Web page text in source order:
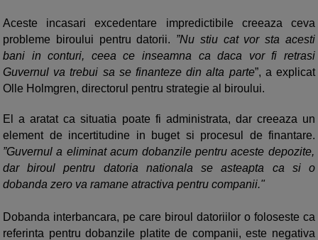
Aceste incasari excedentare impredictibile creeaza ceva
probleme biroului pentru datorii. ”Nu stiu cat vor sta acesti
bani in conturi, ceea ce inseamna ca daca vor fi retrasi
Guvernul va trebui sa se finanteze din alta parte”, a explicat
Olle Holmgren, directorul pentru strategie al biroului.
El a aratat ca situatia poate fi administrata, dar creeaza un
element de incertitudine in buget si procesul de finantare.
”Guvernul a eliminat acum dobanzile pentru aceste depozite,
dar biroul pentru datoria nationala se asteapta ca si o
dobanda zero va ramane atractiva pentru companii."
Dobanda interbancara, pe care biroul datoriilor o foloseste ca
referinta pentru dobanzile platite de companii, este negativa